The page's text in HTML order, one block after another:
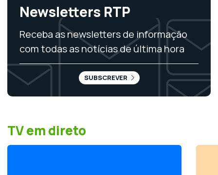
Newsletters RTP
Receba as newsletters de informação
com todas as notícias de última hora
SUBSCREVER
TV em direto